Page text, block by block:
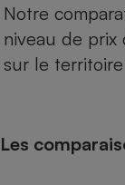
Notre
niveau de prix
sur le
Les